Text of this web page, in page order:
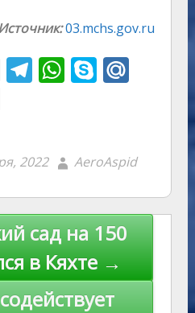
03.mchs.gov.ru
Li
eJ
u
r
n
al
T
a
m
W
A
p
p
S
e
M
u
p
y
Li
n
k
2022 AeroAspid
сад на 150
в Кяхте →